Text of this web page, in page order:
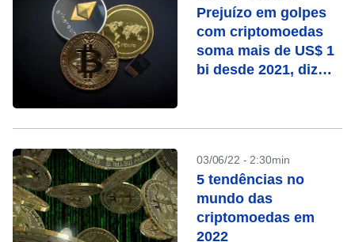
Prejuízo em golpes
com criptomoedas
soma mais de US$ 1
bi desde 2021, diz
03/06/22 - 2:30min
5 tendências no
mundo das
criptomoedas em
2022